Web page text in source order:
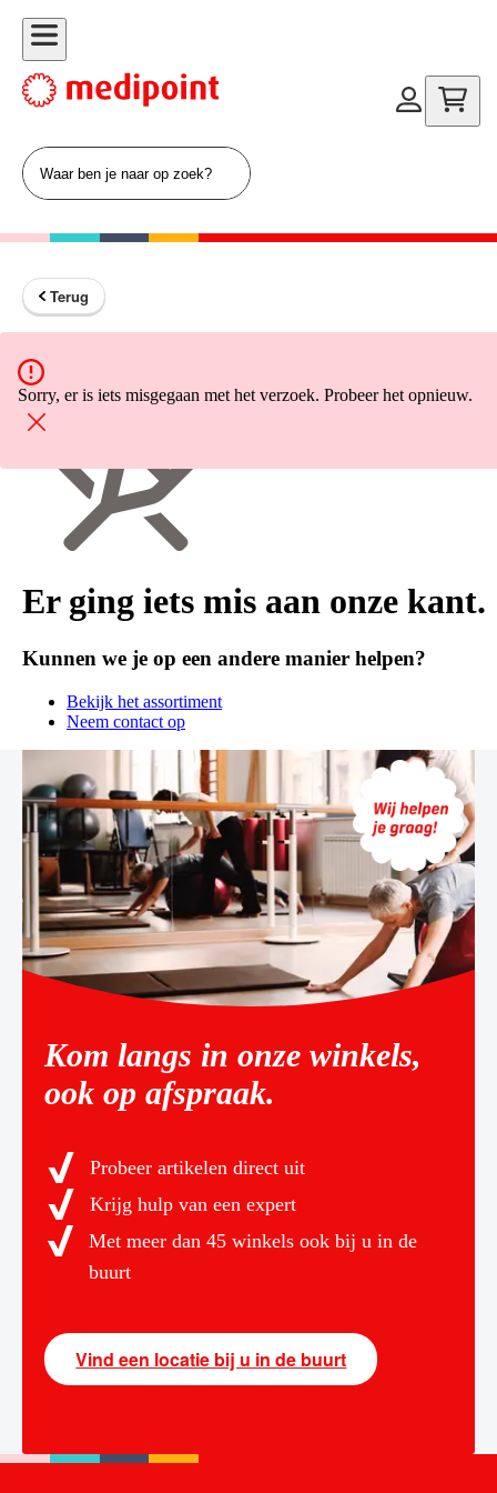
Terug
Sorry, er is iets misgegaan met het verzoek. Probeer het opnieuw.
Er ging iets mis aan onze kant.
Kunnen we je op een andere manier helpen?
Bekijk het assortiment
Neem contact op
Kom langs in onze winkels,
ook op afspraak.
Probeer artikelen direct uit
Krijg hulp van een expert
Met meer dan 45 winkels ook bij u in de
buurt
Vind een locatie bij u in de buurt